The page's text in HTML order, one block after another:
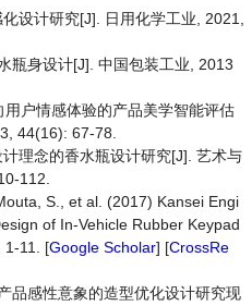
设计研究[J]. 日用化学工业, 2021,
瓶身设计[J]. 中国包装工业, 2013
户情感体验的产品美学智能评估
44(16): 67-78.
理念的香水瓶设计研究[J]. 艺术与
112.
S., et al. (2017) Kansei Engi
of In-Vehicle Rubber Keypad
1-11. [Google Scholar] [CrossRe
品感性意象的造型优化设计研究现